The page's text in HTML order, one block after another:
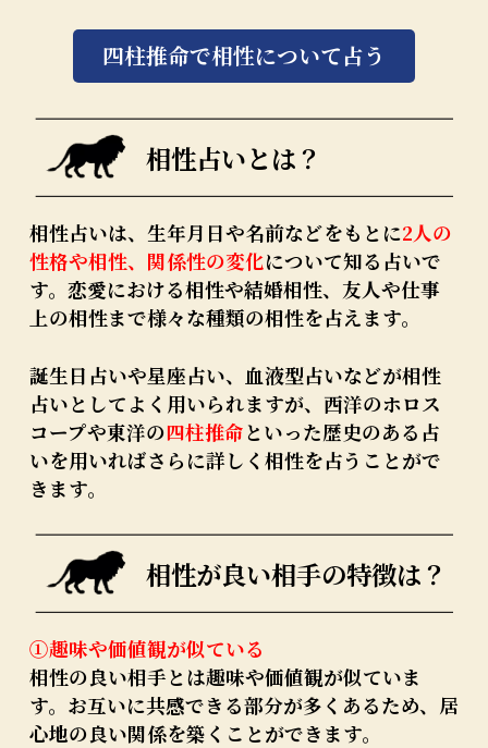
四柱推命で相性について占う
相性占いとは？
相性占いは、生年月日や名前などをもとに2人の
性格や相性、関係性の変化について知る占いで
す。恋愛における相性や結婚相性、友人や仕事
上の相性まで様々な種類の相性を占えます。
誕生日占いや星座占い、血液型占いなどが相性
占いとしてよく用いられますが、西洋のホロス
コープや東洋の四柱推命といった歴史のある占
いを用いればさらに詳しく相性を占うことがで
きます。
相性が良い相手の特徴は？
①趣味や価値観が似ている
相性の良い相手とは趣味や価値観が似ていま
す。お互いに共感できる部分が多くあるため、居
心地の良い関係を築くことができます。